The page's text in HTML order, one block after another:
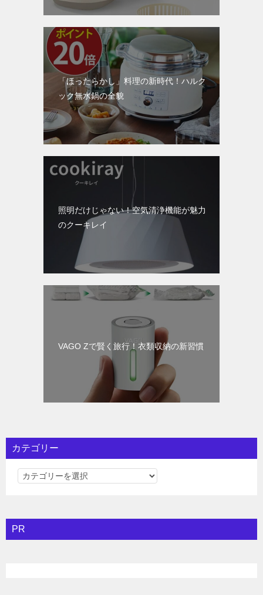
「ほったらかし」料理の新時代！ハルク
ック無水鍋の全貌
照明だけじゃない！空気清浄機能が魅力
のクーキレイ
VAGO Zで賢く旅行！衣類収納の新習慣
カテゴリー
カ
リ
ー
PR